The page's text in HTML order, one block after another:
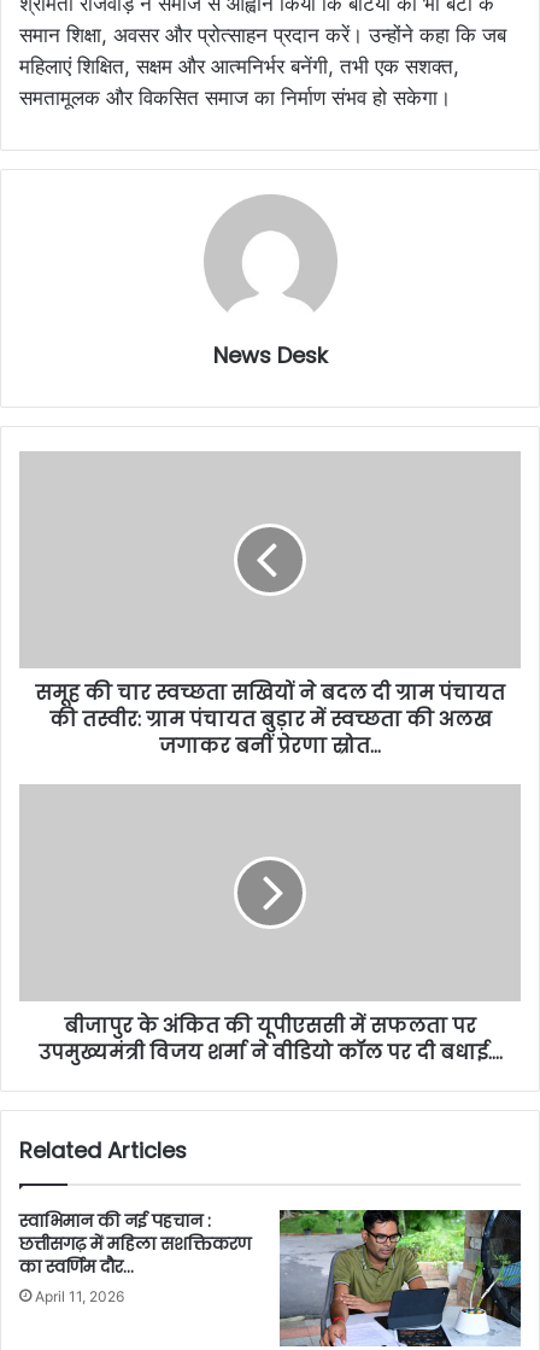
समान शिक्षा, अवसर और प्रोत्साहन प्रदान करें। उन्होंने कहा कि जब
महिलाएं शिक्षित, सक्षम और आत्मनिर्भर बनेंगी, तभी एक सशक्त,
समतामूलक और विकसित समाज का निर्माण संभव हो सकेगा।
News Desk
समूह की चार स्वच्छता सखियों ने बदल दी ग्राम पंचायत
की तस्वीर: ग्राम पंचायत बुड़ार में स्वच्छता की अलख
जगाकर बनीं प्रेरणा स्रोत…
बीजापुर के अंकित की यूपीएससी में सफलता पर
उपमुख्यमंत्री विजय शर्मा ने वीडियो कॉल पर दी बधाई….
Related Articles
स्वाभिमान की नई पहचान :
छत्तीसगढ़ में महिला सशक्तिकरण
का स्वर्णिम दौर…
April 11, 2026